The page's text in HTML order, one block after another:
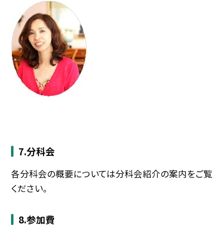
7.分科会
各分科会の概要については分科会紹介の案内をご覧
ください。
8.参加費